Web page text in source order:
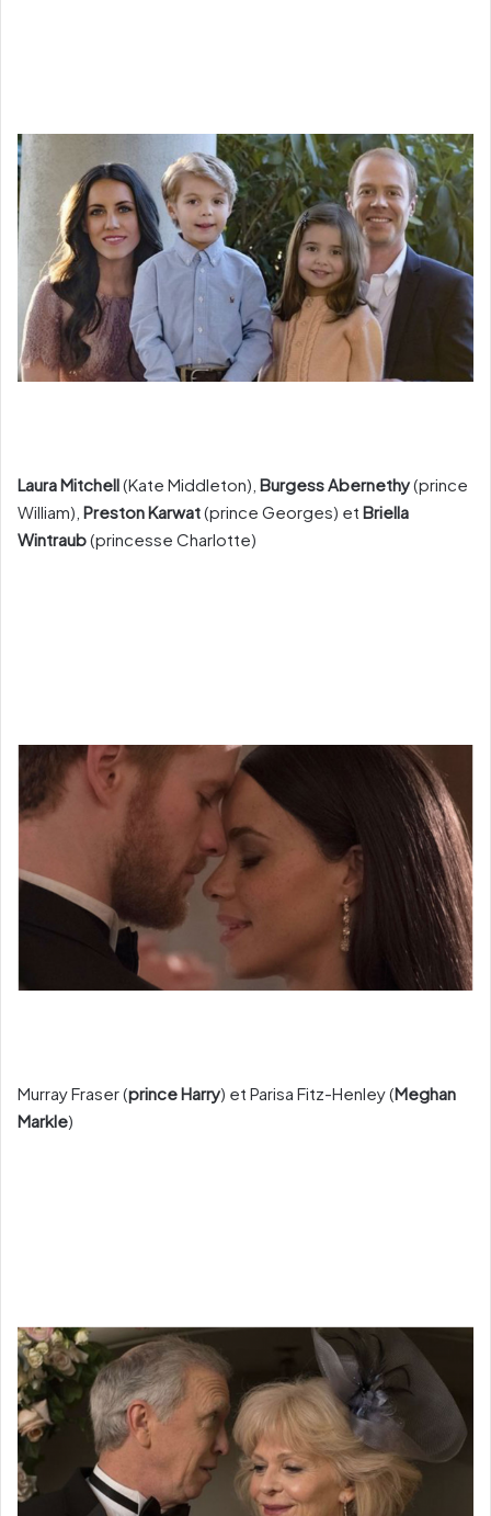
Laura Mitchell(Kate Middleton), Burgess Abernethy(prince
William), Preston Karwat(prince Georges) et Briella
Wintraub(princesse Charlotte)
Murray Fraser (prince Harry) et Parisa Fitz-Henley (Meghan
Markle)